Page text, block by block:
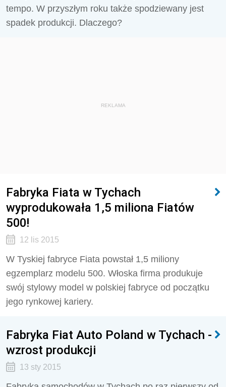
tempo. W przyszłym roku także spodziewany jest
spadek produkcji. Dlaczego?
REKLAMA
Fabryka Fiata w Tychach
wyprodukowała 1,5 miliona Fiatów
500!
12 lis 2015
W Tyskiej fabryce Fiata powstał 1,5 miliony
egzemplarz modelu 500. Włoska firma produkuje
swój stylowy model w polskiej fabryce od początku
jego rynkowej kariery.
Fabryka Fiat Auto Poland w Tychach -
wzrost produkcji
13 sty 2015